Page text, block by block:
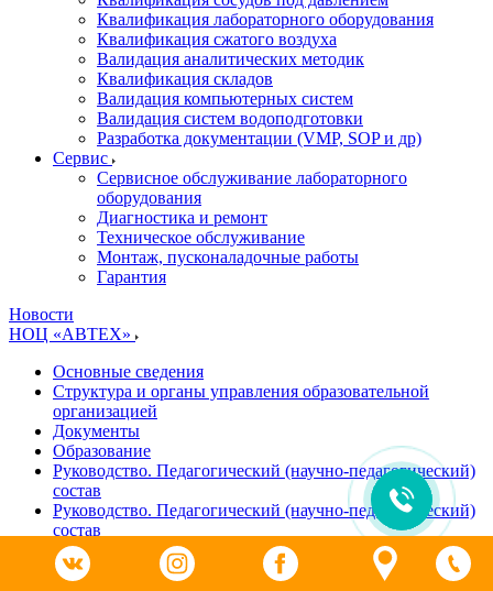
Квалификация лабораторного оборудования
Квалификация сжатого воздуха
Валидация аналитических методик
Квалификация складов
Валидация компьютерных систем
Валидация систем водоподготовки
Разработка документации (VMP, SOP и др)
Cервис
Сервисное обслуживание лабораторного
оборудования
Диагностика и ремонт
Техническое обслуживание
Монтаж, пусконаладочные работы
Гарантия
Новости
НОЦ «АВТЕХ»
Основные сведения
Структура и органы управления образовательной
организацией
Документы
Образование
Руководство. Педагогический (научно-педагогический)
состав
Руководство. Педагогический (научно-педагогический)
состав
Материально-техническое обеспечение и оснащенность
образовательного процесса